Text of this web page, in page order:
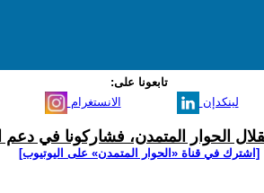
تابعونا على:
الانستغرام لينكدإن
الحوار المتمدن، فشاركونا في دعم
[اشترك في قناة ‫«الحوار المتمدن» على اليوتيوب]